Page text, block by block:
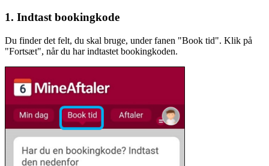
1. Indtast bookingkode
Du finder det felt, du skal bruge, under fanen "Book tid". Klik på
"Fortsæt", når du har indtastet bookingkoden.